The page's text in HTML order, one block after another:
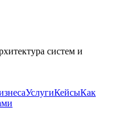
систем и
УслугиКейсыКак